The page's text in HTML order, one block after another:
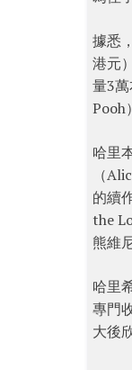
據悉
港元
量3
Pooh
哈里
（
的續
the
熊維
哈里
專門
大後